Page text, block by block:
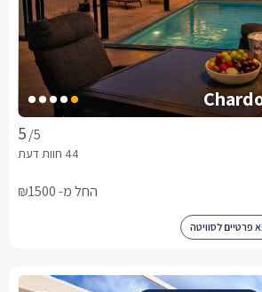
/5
החל מ- ₪1500
פרטיים לסוויטה